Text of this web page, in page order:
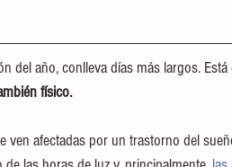
del año, conlleva días más largos.
físico.
ven afectadas por un trastorno del